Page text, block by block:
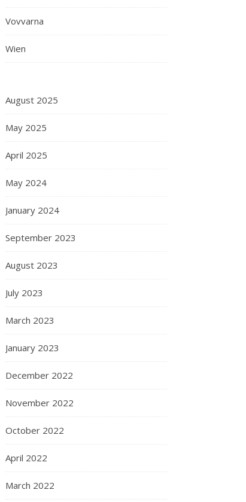
Vovvarna
Wien
August 2025
May 2025
April 2025
May 2024
January 2024
September 2023
August 2023
July 2023
March 2023
January 2023
December 2022
November 2022
October 2022
April 2022
March 2022